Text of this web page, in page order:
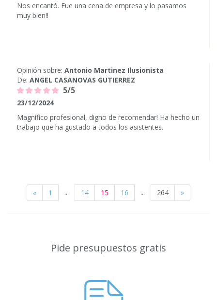
Nos encantó. Fue una cena de empresa y lo pasamos
muy bien!!
Opinión sobre: Antonio Martinez Ilusionista
De: ANGEL CASANOVAS GUTIERREZ
5/5
23/12/2024
Magnífico profesional, digno de recomendar! Ha hecho un
trabajo que ha gustado a todos los asistentes.
« 1 ... 14 15 16 ... 264 »
Pide presupuestos gratis